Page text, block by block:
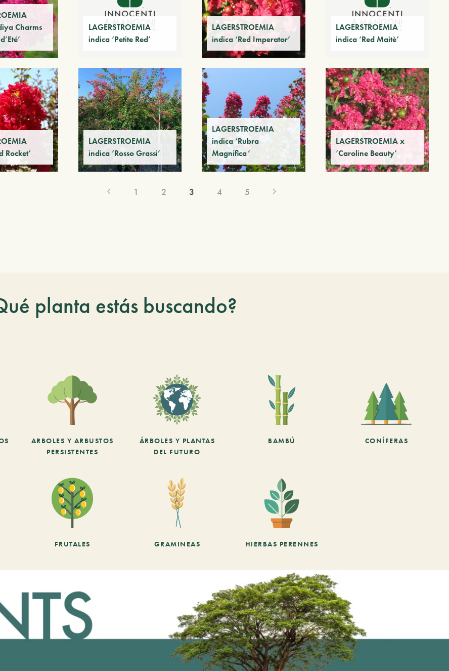
Charms
LAGERSTROEMIA
indica ‘Petite Red’
LAGERSTROEMIA
indica ‘Red Imperator’
LAGERSTROEMIA
indica ‘Red Maitè’
Rocket’
LAGERSTROEMIA
indica ‘Rosso Grassi’
LAGERSTROEMIA
indica ‘Rubra
Magnifica’
LAGERSTROEMIA x
‘Caroline Beauty’
1 2 3 4 5
planta estás buscando?
ARBOLES Y ARBUSTOS
PERSISTENTES
ÁRBOLES Y PLANTAS
DEL FUTURO
BAMBÚ CONÍFERAS
FRUTALES GRAMINEAS HIERBAS PERENNES